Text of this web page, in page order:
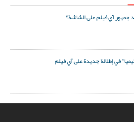
جمهور آي فيلم على الشاشة؟
في إطلالة جديدة على آي فيلم